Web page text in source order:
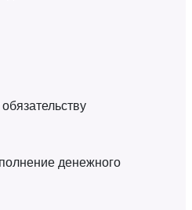
денежного